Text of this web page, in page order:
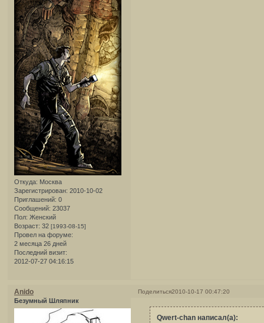
Откуда: Москва
Зарегистрирован: 2010-10-02
Приглашений: 0
Сообщений: 23037
Пол: Женский
Возраст: 32 [1993-08-15]
Провел на форуме:
2 месяца 26 дней
Последний визит:
2012-07-27 04:16:15
Поделиться2010-10-17 00:47:20
Anido
Безумный Шляпник
Qwert-chan написал(а):